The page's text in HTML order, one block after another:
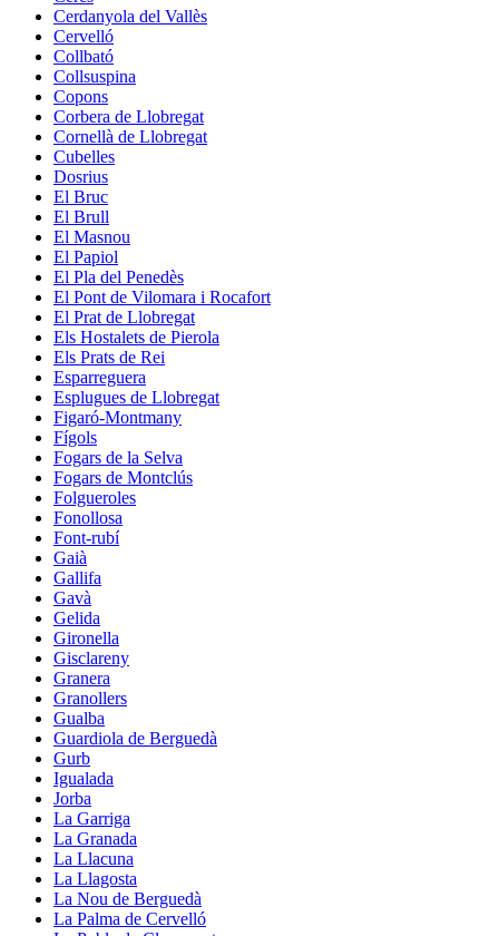
Cerdanyola del Vallès
Cervelló
Collbató
Collsuspina
Copons
Corbera de Llobregat
Cornellà de Llobregat
Cubelles
Dosrius
El Bruc
El Brull
El Masnou
El Papiol
El Pla del Penedès
El Pont de Vilomara i Rocafort
El Prat de Llobregat
Els Hostalets de Pierola
Els Prats de Rei
Esparreguera
Esplugues de Llobregat
Figaró-Montmany
Fígols
Fogars de la Selva
Fogars de Montclús
Folgueroles
Fonollosa
Font-rubí
Gaià
Gallifa
Gavà
Gelida
Gironella
Gisclareny
Granera
Granollers
Gualba
Guardiola de Berguedà
Gurb
Igualada
Jorba
La Garriga
La Granada
La Llacuna
La Llagosta
La Nou de Berguedà
La Palma de Cervelló